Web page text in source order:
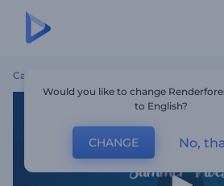
Casa Presentazione Di
Would you like to change
to English?
CHANGE No,